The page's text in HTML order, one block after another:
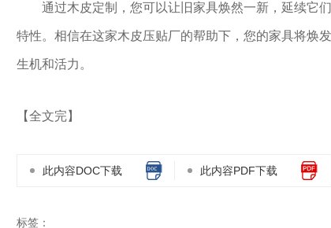
通过木皮定制，您可以让旧家具焕然一新，延续它
特性。相信在这家木皮压贴厂的帮助下，您的家具将焕
生机和活力。
【全文完】
此内容DOC下载 此内容PDF下载
标签：